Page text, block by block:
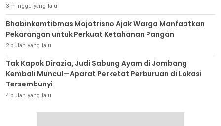
3 minggu yang lalu
Bhabinkamtibmas Mojotrisno Ajak Warga Manfaatkan
Pekarangan untuk Perkuat Ketahanan Pangan
2 bulan yang lalu
Tak Kapok Dirazia, Judi Sabung Ayam di Jombang
Kembali Muncul—Aparat Perketat Perburuan di Lokasi
Tersembunyi
4 bulan yang lalu